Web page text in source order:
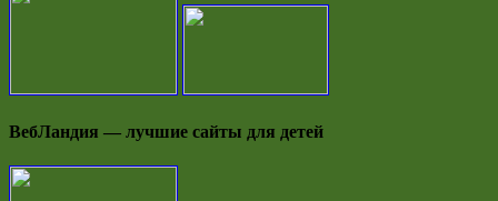
ВебЛандия — лучшие сайты для детей